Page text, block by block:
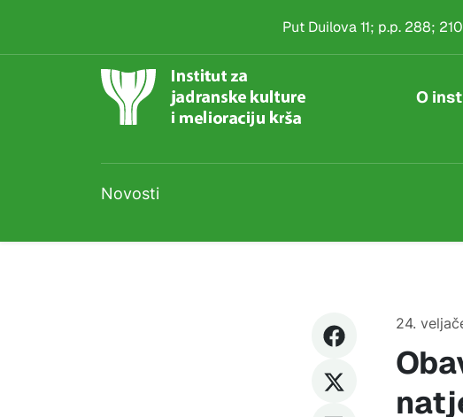
Put Duilova 11; p.p. 288;
O
Novosti
24.